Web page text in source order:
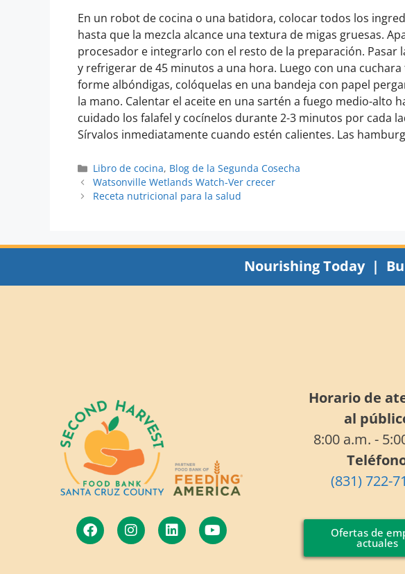
En un robot de cocina o una batidora, colocar todos los
hasta que la mezcla alcance una textura de migas gruesas.
procesador e integrarlo con el resto de la preparación. Pasar
y refrigerar de 45 minutos a una hora. Luego con una
forme albóndigas, colóquelas en una bandeja con papel
la mano. Calentar el aceite en una sartén a fuego medio-alto
cuidado los falafel y cocínelos durante 2-3 minutos por cada
Sírvalos inmediatamente cuando estén calientes. Las
Libro de cocina, Blog de la Segunda Cosecha
Watsonville Wetlands Watch-Ver crecer
Receta nutricional para la salud
Nourishing Today |
Horario de
al
8:00 a.m. -
(831) 722-
Ofertas de
actuales